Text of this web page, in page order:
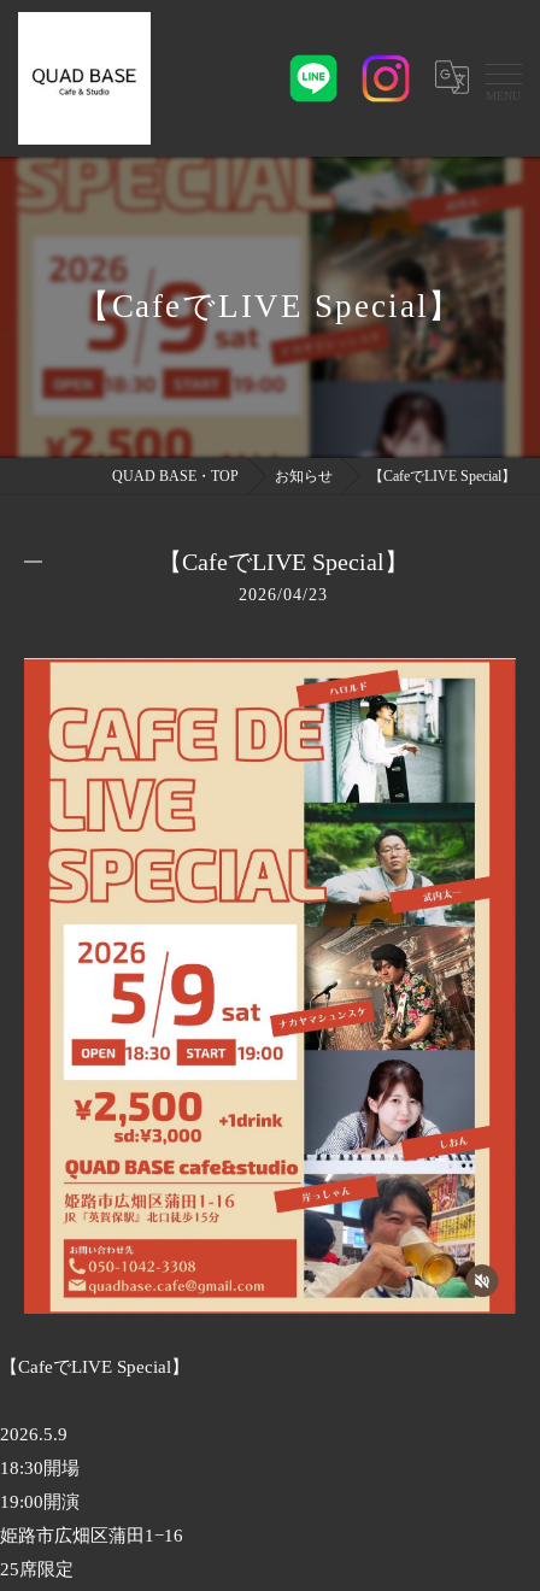
【CafeでLIVE Special】
QUAD BASE・TOP お知らせ 【CafeでLIVE Special】
【CafeでLIVE Special】
2026/04/23
【CafeでLIVE Special】
2026.5.9
18:30開場
19:00開演
姫路市広畑区蒲田1−16
25席限定